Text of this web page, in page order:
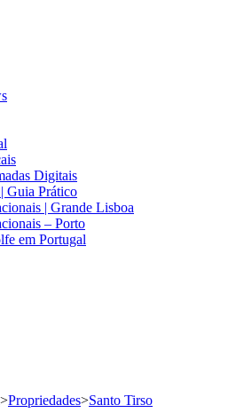
Digitais
Guia Prático
| Grande Lisboa
– Porto
em Portugal
>Propriedades>Santo Tirso